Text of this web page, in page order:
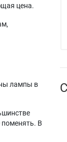
цена.
лампы в
В